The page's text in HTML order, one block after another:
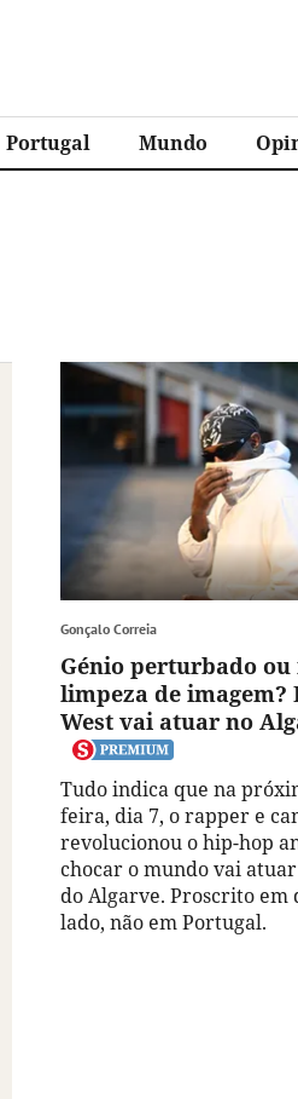
Portugal Mundo
Gonçalo Correia
Génio perturbado
limpeza de imagem?
West vai atuar no
Tudo indica que na
feira, dia 7, o rapper e
revolucionou o hip-hop
chocar o mundo vai
do Algarve. Proscrito em
lado, não em Portugal.